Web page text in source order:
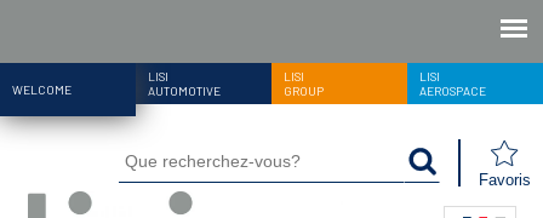
WELCOME
LISI
AUTOMOTIVE
LISI
GROUP
LISI
AEROSPACE
Favoris